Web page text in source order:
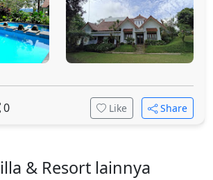
0 Like Share
& Resort lainnya